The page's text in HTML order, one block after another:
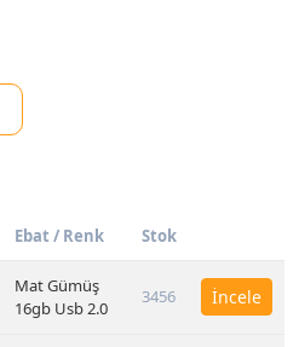
Ebat / Renk Stok
Mat Gümüş
16gb Usb 2.0
3456 İncele